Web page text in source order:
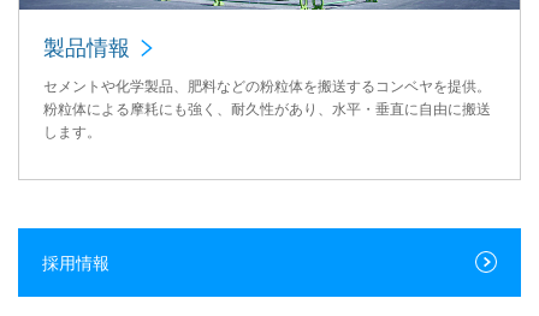
製品情報
セメントや化学製品、肥料などの粉粒体を搬送するコンベヤを提供。
粉粒体による摩耗にも強く、耐久性があり、水平・垂直に自由に搬送
します。
採用情報